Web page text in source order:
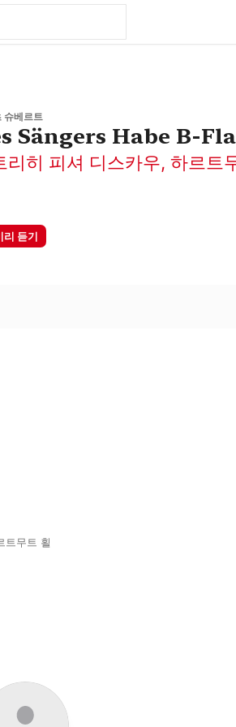
슈베르트
Sängers Habe B-
리히 피셔 디스카우, 하르트
리 듣기
트무트 횔